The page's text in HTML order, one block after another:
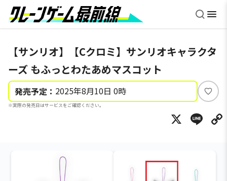
【サンリオ】【Cクロミ】サンリオキャラクタ
ーズ もふっとわたあめマスコット
発売予定： 2025年8月10日 0時
※実際の発売日はサービスをご確認ください。
い
ね
X